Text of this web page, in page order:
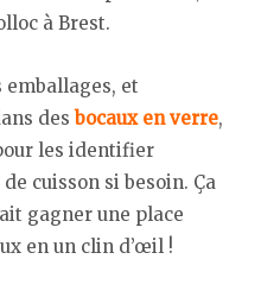
à Brest.
emballages, et
desbocaux en verre,
les identifier
cuisson si besoin. Ça
gagner une place
en un clin d’œil !